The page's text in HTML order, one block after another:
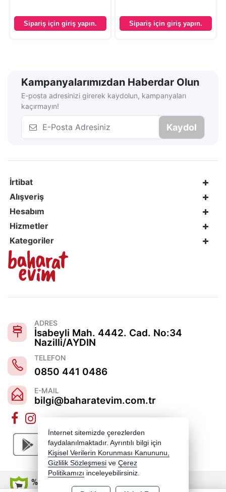
Sipariş için giriş yapın. Sipariş için giriş yapın.
Kampanyalarımızdan Haberdar Olun
E-posta adresinizi girerek kaydolun, kampanyaları
kaçırmayın!
Kaydol
İrtibat
Alışveriş
Hesabım
Hizmetler
Kategoriler
ADRES
İsabeyli Mah. 4442. Cad. No:34
Nazilli/AYDIN
TELEFON
0850 441 0486
E-MAIL
bilgi@baharatevim.com.tr
İnternet sitemizde çerezlerden
faydalanılmaktadır. Ayrıntılı bilgi için
Kişisel Verilerin Korunması Kanununu,
Gizlilik Sözleşmesi ve Çerez
Politikamızı inceleyebilirsiniz.